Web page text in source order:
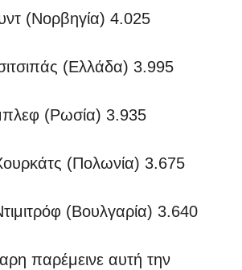
(Νορβηγία) 4.025
(Ελλάδα) 3.995
(Ρωσία) 3.935
(Πολωνία) 3.675
(Βουλγαρία) 3.640
παρέμεινε αυτή την